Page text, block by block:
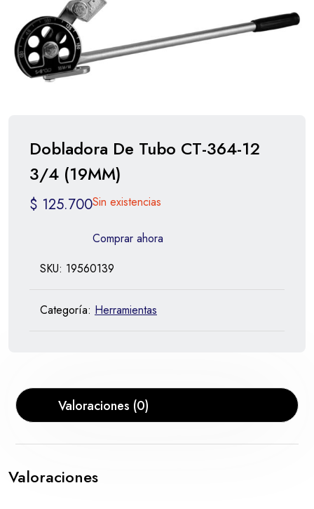
Dobladora De Tubo CT-364-12
3/4 (19MM)
$ 125.700Sin existencias
Comprar ahora
SKU: 19560139
Categoría: Herramientas
Valoraciones (0)
Valoraciones